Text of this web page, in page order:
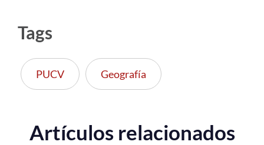
Tags
PUCV Geografía
Artículos relacionados